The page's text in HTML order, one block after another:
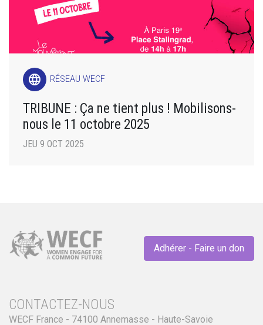
language RÉSEAU WECF
TRIBUNE : Ça ne tient plus ! Mobilisons-
nous le 11 octobre 2025
JEU 9 OCT 2025
Adhérer - Faire un don
CONTACTEZ-NOUS
WECF France - 74100 Annemasse - Haute-Savoie